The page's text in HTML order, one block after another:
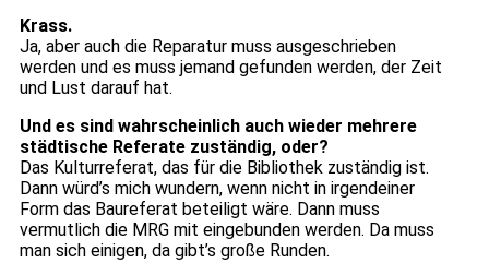
Krass.
Ja, aber auch die Reparatur muss ausgeschrieben
werden und es muss jemand gefunden werden, der Zeit
und Lust darauf hat.
Und es sind wahrscheinlich auch wieder mehrere
städtische Referate zuständig, oder?
Das Kulturreferat, das für die Bibliothek zuständig ist.
Dann würd’s mich wundern, wenn nicht in irgendeiner
Form das Baureferat beteiligt wäre. Dann muss
vermutlich die MRG mit eingebunden werden. Da muss
man sich einigen, da gibt’s große Runden.